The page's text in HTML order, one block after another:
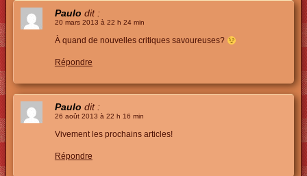
Paulo dit :
20 mars 2013 à 22 h 24 min
À quand de nouvelles critiques savoureuses?
Répondre
Paulo dit :
26 août 2013 à 22 h 16 min
Vivement les prochains articles!
Répondre